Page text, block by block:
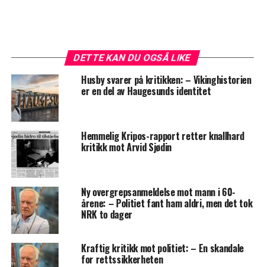
DETTE KAN DU OGSÅ LIKE
Husby svarer på kritikken: – Vikinghistorien
er en del av Haugesunds identitet
Hemmelig Kripos-rapport retter knallhard
kritikk mot Arvid Sjødin
Ny overgrepsanmeldelse mot mann i 60-
årene: – Politiet fant ham aldri, men det tok
NRK to dager
Kraftig kritikk mot politiet: – En skandale
for rettssikkerheten